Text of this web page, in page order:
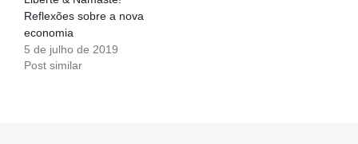
Reflexões sobre a nova
economia
5 de julho de 2019
Post similar